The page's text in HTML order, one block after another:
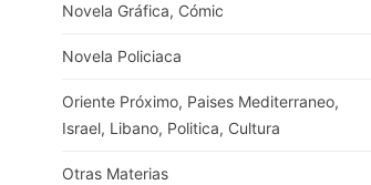
Novela Gráfica, Cómic
Novela Policiaca
Oriente Próximo, Paises Mediterraneo,
Israel, Libano, Politica, Cultura
Otras Materias